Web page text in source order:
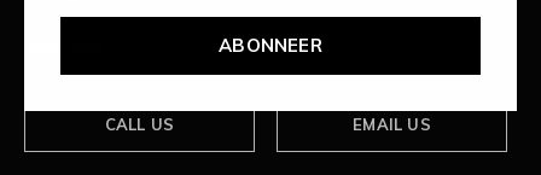
ABONNEER
CALL US EMAIL US